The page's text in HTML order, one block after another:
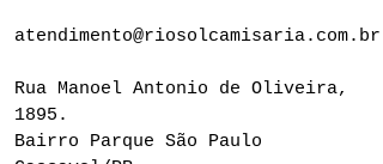
atendimento@riosolcamisaria.com.br
Rua Manoel Antonio de Oliveira,
1895.
Bairro Parque São Paulo